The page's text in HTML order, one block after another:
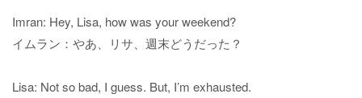
Imran: Hey, Lisa, how was your weekend?
イムラン：やあ、リサ、週末どうだった？
Lisa: Not so bad, I guess. But, I’m exhausted.